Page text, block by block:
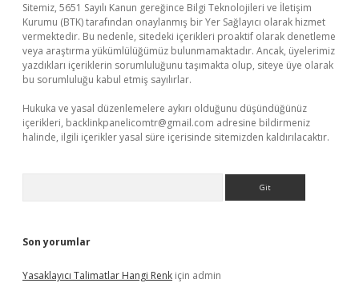
Sitemiz, 5651 Sayılı Kanun gereğince Bilgi Teknolojileri ve İletişim
Kurumu (BTK) tarafından onaylanmış bir Yer Sağlayıcı olarak hizmet
vermektedir. Bu nedenle, sitedeki içerikleri proaktif olarak denetleme
veya araştırma yükümlülüğümüz bulunmamaktadır. Ancak, üyelerimiz
yazdıkları içeriklerin sorumluluğunu taşımakta olup, siteye üye olarak
bu sorumluluğu kabul etmiş sayılırlar.
Hukuka ve yasal düzenlemelere aykırı olduğunu düşündüğünüz
içerikleri, backlinkpanelicomtr@gmail.com adresine bildirmeniz
halinde, ilgili içerikler yasal süre içerisinde sitemizden kaldırılacaktır.
Son yorumlar
Yasaklayıcı Talimatlar Hangi Renk için admin